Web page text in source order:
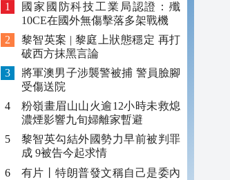
國家國防科技工業局認證：殲
10CE在國外無傷擊落多架戰機
黎智英案 | 黎庭上狀態穩定 再打
破西方抹黑言論
將軍澳男子涉襲警被捕 警員臉腳
受傷送院
粉嶺畫眉山山火逾12小時未救熄
濃煙影響九旬婦離家暫避
黎智英勾結外國勢力早前被判罪
成 9被告今起求情
有片丨特朗普發文稱自己是委內